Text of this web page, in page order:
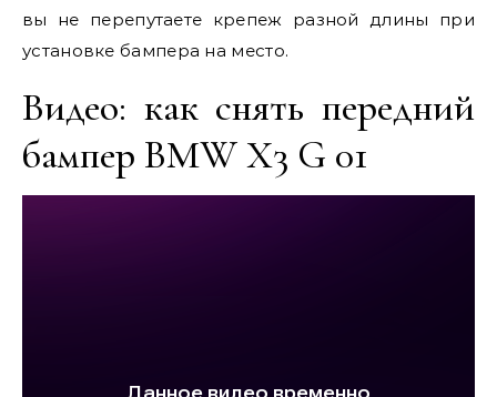
вы не перепутаете крепеж разной длины при
установке бампера на место.
Видео: как снять передний
бампер BMW X3 G 01